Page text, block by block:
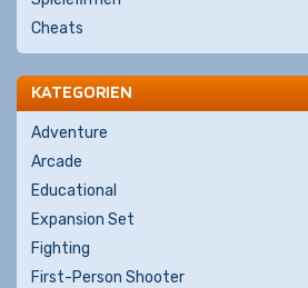
Cheats
KATEGORIEN
Adventure
Arcade
Educational
Expansion Set
Fighting
First-Person Shooter